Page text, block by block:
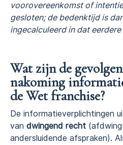
voorovereenkomst of
gesloten; de bedenktijd is
ingecalculeerd in dat
Wat zijn de
nakoming
de Wet franchise?
De informatieverplichtingen
van dwingend recht
andersluidende afspraken).